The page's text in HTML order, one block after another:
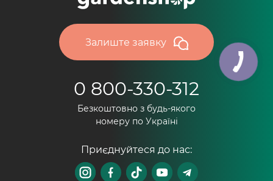
Залиште заявку
0 800-330-312
Безкоштовно з будь-якого
номеру по Україні
Приєднуйтеся до нас: